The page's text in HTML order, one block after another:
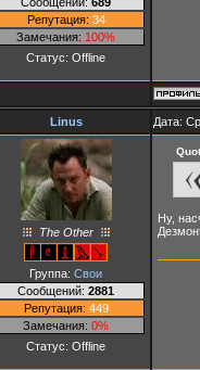
Репутация: 34
Замечания: 100%
Статус: Offline
Linus Дата:
The Other
Группа: Свои
Сообщений: 2881
Репутация: 449
Замечания: 0%
Статус: Offline
Ну,